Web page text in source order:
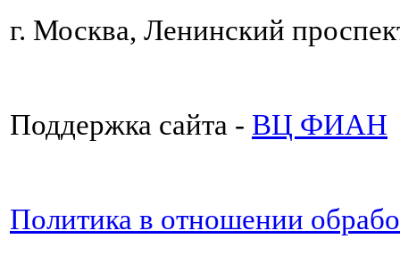
г. Москва, Ленинский
Поддержка сайта - ВЦ ФИАН
Политика в отношении